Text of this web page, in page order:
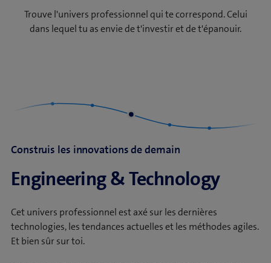
Trouve l'univers professionnel qui te correspond. Celui
dans lequel tu as envie de t'investir et de t'épanouir.
Construis les innovations de demain
Engineering & Technology
Cet univers professionnel est axé sur les dernières
technologies, les tendances actuelles et les méthodes agiles.
Et bien sûr sur toi.